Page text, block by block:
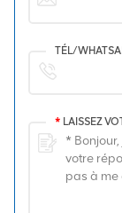
TÉL/
* LAISSEZ